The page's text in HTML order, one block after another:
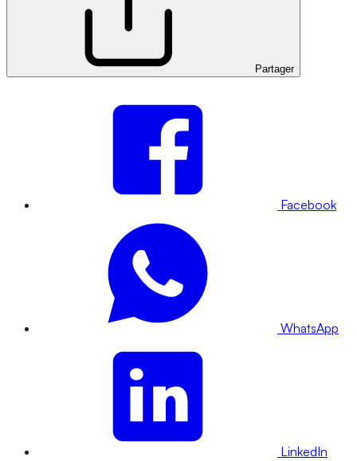
Partager
Facebook
WhatsApp
LinkedIn